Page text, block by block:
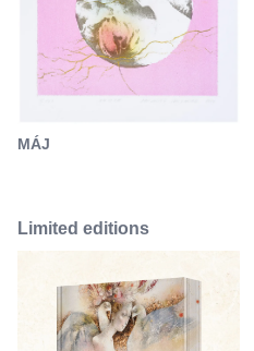
MÁJ
Limited editions